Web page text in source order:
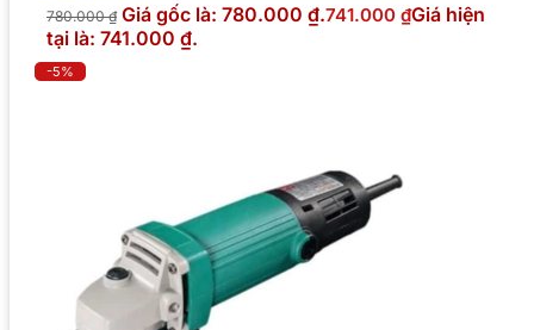
780.000₫ Giá gốc là: 780.000 ₫.741.000 ₫Giá hiện
tại là: 741.000 ₫.
-5%